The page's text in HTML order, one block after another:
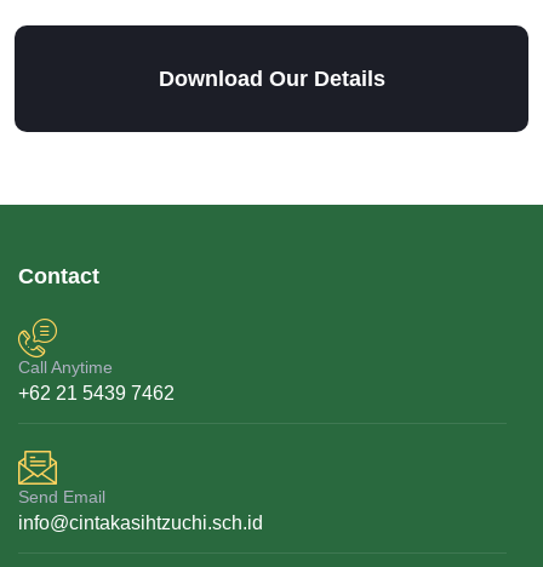
Download Our Details
Contact
Call Anytime
+62 21 5439 7462
Send Email
info@cintakasihtzuchi.sch.id